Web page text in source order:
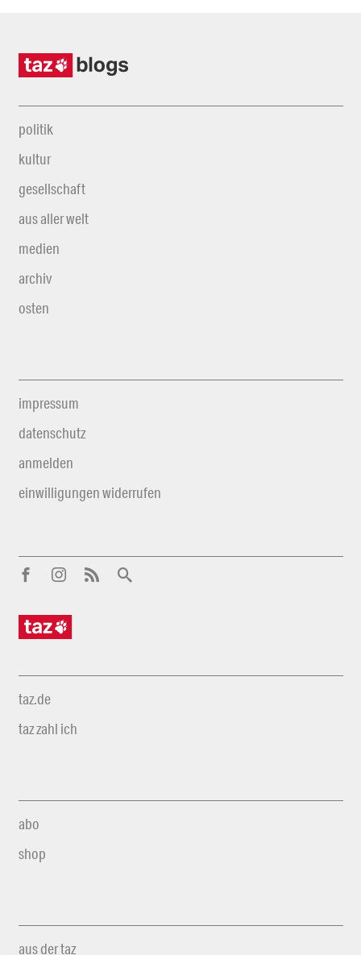
politik
kultur
gesellschaft
aus aller welt
medien
archiv
osten
impressum
datenschutz
anmelden
einwilligungen widerrufen
taz.de
taz zahl ich
abo
shop
aus der taz